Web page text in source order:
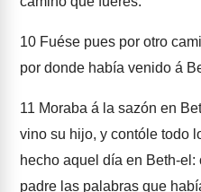
10 Fuése pues por otro
por donde había venido á
11 Moraba á la sazón en
vino su hijo, y contóle todo
hecho aquel día en Beth-
padre las palabras que